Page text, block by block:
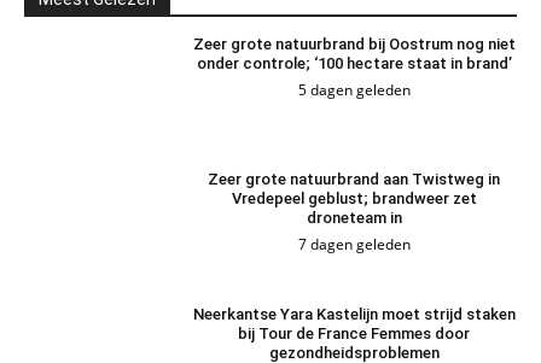
Zeer grote natuurbrand bij Oostrum nog niet
onder controle; ‘100 hectare staat in brand’
5 dagen geleden
Zeer grote natuurbrand aan Twistweg in
Vredepeel geblust; brandweer zet
droneteam in
7 dagen geleden
Neerkantse Yara Kastelijn moet strijd staken
bij Tour de France Femmes door
gezondheidsproblemen